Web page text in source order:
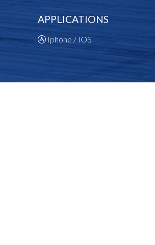
APPLICATIONS
Iphone / IOS